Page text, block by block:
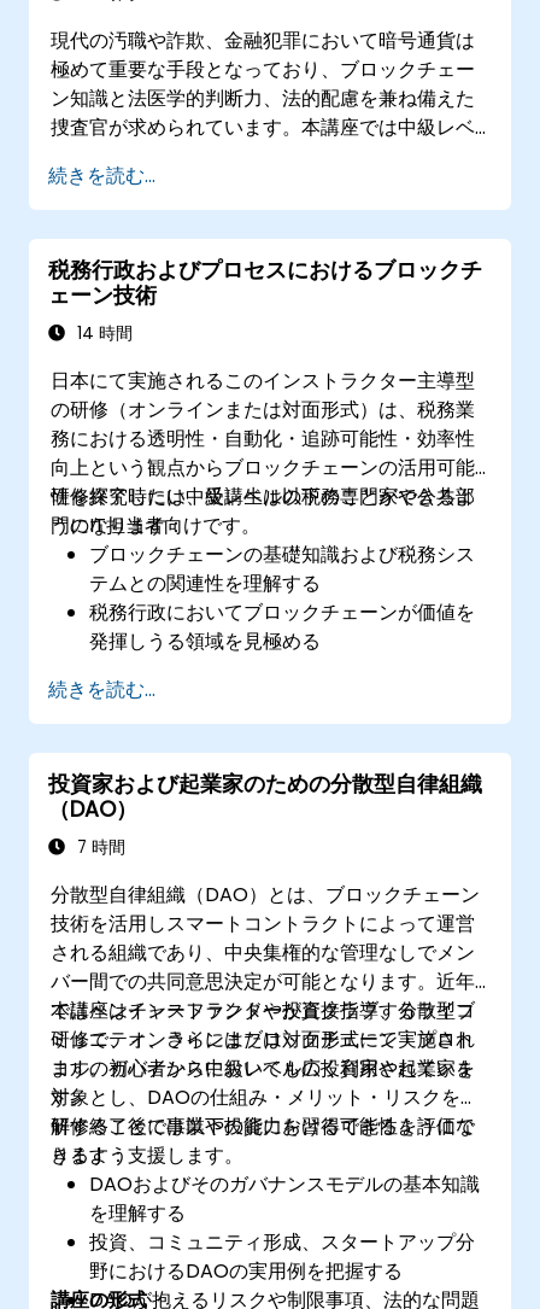
現代の汚職や詐欺、金融犯罪において暗号通貨は
極めて重要な手段となっており、ブロックチェー
ン知識と法医学的判断力、法的配慮を兼ね備えた
捜査官が求められています。本講座では中級レベ
解析手法、ダークウェブ上の資金流れ、匿名化ツ
ール、ランサムウェア対応、クロスチェーンにお
けるマネーロンダリングまでを実践的に学ぶこと
ができます。各日は理論説明に続き、オープンソ
ースの調査ツールやブロックチェーン探索用サイ
ト、現実の事例データを用いた演習も行います。
デジタル証拠の扱い方を学び、受講者は情報提供
から法廷で採用可能な報告書作成に至るまでの全
プロセスを実践する総合的な模擬演習にも参加し
ます。
続きを読む...
税務行政およびプロセスにおけるブロックチ
ェーン技術
14 時間
日本にて実施されるこのインストラクター主導型
の研修（オンラインまたは対面形式）は、税務業
務における透明性・自動化・追跡可能性・効率性
向上という観点からブロックチェーンの活用可能
性を探究したい中級レベルの税務専門家や公共部
門のIT担当者向けです。
研修終了時には、受講生は以下のことができるよ
うになります：
ブロックチェーンの基礎知識および税務シス
テムとの関連性を理解する
税務行政においてブロックチェーンが価値を
発揮しうる領域を見極める
課税といった利用例を評価する
導入に伴う課題や法規制上の配慮事項および
準備状況を見極める
続きを読む...
投資家および起業家のための分散型自律組織
（DAO）
7 時間
分散型自律組織（DAO）とは、ブロックチェーン
技術を活用しスマートコントラクトによって運営
される組織であり、中央集権的な管理なしでメン
バー間での共同意思決定が可能となります。近年
ではベンチャーファンドや投資クラブ、分散型コ
ミュニティ、さらにはブロックチェーン・プロト
コルのガバナンスにおいても広く利用されていま
す。
本講座はインストラクターが直接指導するライブ
研修で、オンラインまたは対面形式にて実施され
ます。初心者から中級レベルの投資家や起業家を
対象とし、DAOの仕組み・メリット・リスクを理
解することで事業や投資における可能性を評価で
きるよう支援します。
研修終了後には以下の能力を習得できるようにな
ります：
DAOおよびそのガバナンスモデルの基本知識
を理解する
投資、コミュニティ形成、スタートアップ分
野におけるDAOの実用例を把握する
DAOが抱えるリスクや制限事項、法的な問題
講座の形式